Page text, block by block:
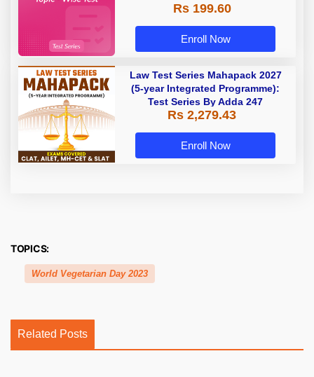
Rs 199.60
Enroll Now
Law Test Series Mahapack 2027
(5-year Integrated Programme):
Test Series By Adda 247
Rs 2,279.43
Enroll Now
TOPICS:
World Vegetarian Day 2023
Related Posts